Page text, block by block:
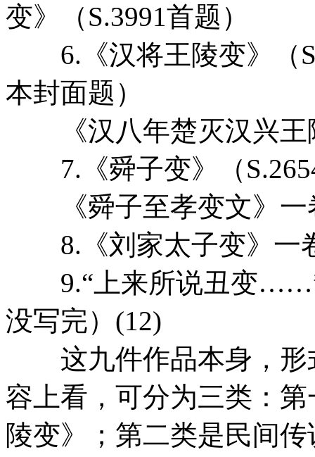
变》（S.3991首题）
6.《汉将王陵变》（
本封面题）
《汉八年楚灭汉兴王
7.《舜子变》（
《舜子至孝变文》一
8.《刘家太子变》一
9.“上来所说丑变……”
没写完）(12)
这九件作品本身，形
容上看，可分为三类：
陵变》；第二类是民间